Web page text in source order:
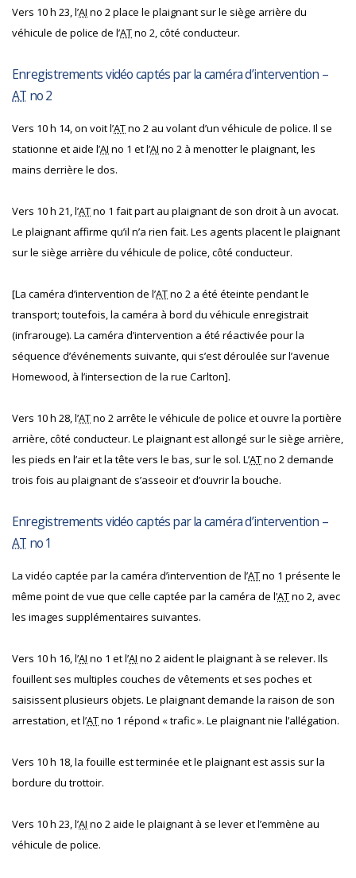
Vers 10 h 23, l’AI no 2 place le plaignant sur le siège arrière du
véhicule de police de l’ATno 2, côté conducteur.
Enregistrements vidéo captés par la caméra d’intervention –
AT no 2
Vers 10 h 14, on voit l’ATno 2 au volant d’un véhicule de police. Il se
stationne et aide l’AI no 1 et l’AI no 2 à menotter le plaignant, les
mains derrière le dos.
Vers 10 h 21, l’ATno 1 fait part au plaignant de son droit à un avocat.
Le plaignant affirme qu’il n’a rien fait. Les agents placent le plaignant
sur le siège arrière du véhicule de police, côté conducteur.
[La caméra d’intervention de l’ATno 2 a été éteinte pendant le
transport; toutefois, la caméra à bord du véhicule enregistrait
(infrarouge). La caméra d’intervention a été réactivée pour la
séquence d’événements suivante, qui s’est déroulée sur l’avenue
Homewood, à l’intersection de la rue Carlton].
Vers 10 h 28, l’ATno 2 arrête le véhicule de police et ouvre la portière
arrière, côté conducteur. Le plaignant est allongé sur le siège arrière,
les pieds en l’air et la tête vers le bas, sur le sol. L’ATno 2 demande
trois fois au plaignant de s’asseoir et d’ouvrir la bouche.
Enregistrements vidéo captés par la caméra d’intervention –
AT no 1
La vidéo captée par la caméra d’intervention de l’ATno 1 présente le
même point de vue que celle captée par la caméra de l’ATno 2, avec
les images supplémentaires suivantes.
Vers 10 h 16, l’AI no 1 et l’AI no 2 aident le plaignant à se relever. Ils
fouillent ses multiples couches de vêtements et ses poches et
saisissent plusieurs objets. Le plaignant demande la raison de son
arrestation, et l’ATno 1 répond « trafic ». Le plaignant nie l’allégation.
Vers 10 h 18, la fouille est terminée et le plaignant est assis sur la
bordure du trottoir.
Vers 10 h 23, l’AI no 2 aide le plaignant à se lever et l’emmène au
véhicule de police.